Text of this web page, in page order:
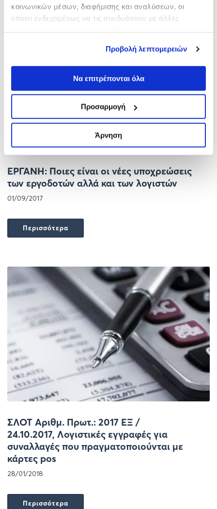
κοινωνικών μέσων, διαφήμισης και αναλύσεων, οι
οποίοι ενδεχομένως να τις συνδυάσουν με άλλες
Προβολή λεπτομερειών
Να επιτρέπονται όλα
Προσαρμογή
Άρνηση
17/11/2016
ΕΡΓΑΝΗ: Ποιες είναι οι νέες υποχρεώσεις
των εργοδοτών αλλά και των λογιστών
01/09/2017
Περισσότερα
ΣΛΟΤ Αριθμ. Πρωτ.: 2017 ΕΞ /
24.10.2017, Λογιστικές εγγραφές για
συναλλαγές που πραγματοποιούνται με
κάρτες pos
28/01/2018
Περισσότερα